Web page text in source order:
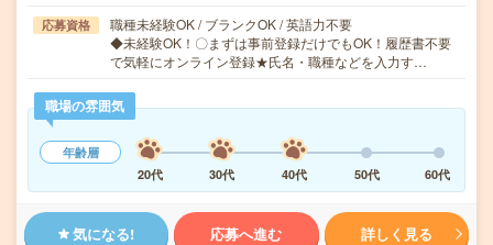
応募資格
職種未経験OK / ブランクOK / 英語力不要
◆未経験OK！〇まずは事前登録だけでもOK！履歴書不要
で気軽にオンライン登録★氏名・職種などを入力す…
職場の雰囲気
年齢層
20代
30代 40代 50代 60代
気になる! 応募へ進む 詳しく見る